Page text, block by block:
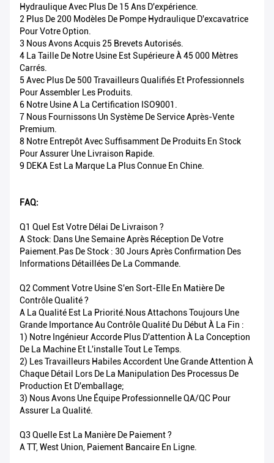
Hydraulique Avec Plus De 15 Ans D'expérience.
2 Plus De 200 Modèles De Pompe Hydraulique D'excavatrice
Pour Votre Option.
3 Nous Avons Acquis 25 Brevets Autorisés.
4 La Taille De Notre Usine Est Supérieure À 45 000 Mètres
Carrés.
5 Avec Plus De 500 Travailleurs Qualifiés Et Professionnels
Pour Assembler Les Produits.
6 Notre Usine A La Certification ISO9001.
7 Nous Fournissons Un Système De Service Après-Vente
Premium.
8 Notre Entrepôt Avec Suffisamment De Produits En Stock
Pour Assurer Une Livraison Rapide.
9 DEKA Est La Marque La Plus Connue En Chine.
FAQ:
Q1 Quel Est Votre Délai De Livraison ?
A Stock: Dans Une Semaine Après Réception De Votre
Paiement.Pas De Stock : 30 Jours Après Confirmation Des
Informations Détaillées De La Commande.
Q2 Comment Votre Usine S'en Sort-Elle En Matière De
Contrôle Qualité ?
A La Qualité Est La Priorité.Nous Attachons Toujours Une
Grande Importance Au Contrôle Qualité Du Début À La Fin :
1) Notre Ingénieur Accorde Plus D'attention À La Conception
De La Machine Et L'installe Tout Le Temps.
2) Les Travailleurs Habiles Accordent Une Grande Attention À
Chaque Détail Lors De La Manipulation Des Processus De
Production Et D'emballage;
3) Nous Avons Une Équipe Professionnelle QA/QC Pour
Assurer La Qualité.
Q3 Quelle Est La Manière De Paiement ?
A TT, West Union, Paiement Bancaire En Ligne.